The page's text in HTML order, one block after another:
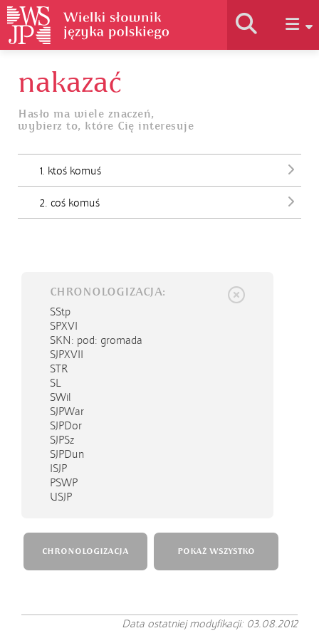
Historia słownika
Jak korzystać
nakazać
Hasło ma wiele znaczeń,
wybierz to, które Cię interesuje
1. ktoś komuś
2. coś komuś
CHRONOLOGIZACJA:
SStp
SPXVI
SKN: pod: gromada
SJPXVII
STR
SL
SWil
SJPWar
SJPDor
SJPSz
SJPDun
ISJP
PSWP
USJP
CHRONOLOGIZACJA POKAŻ WSZYSTKO
Data ostatniej modyfikacji: 03.08.2012